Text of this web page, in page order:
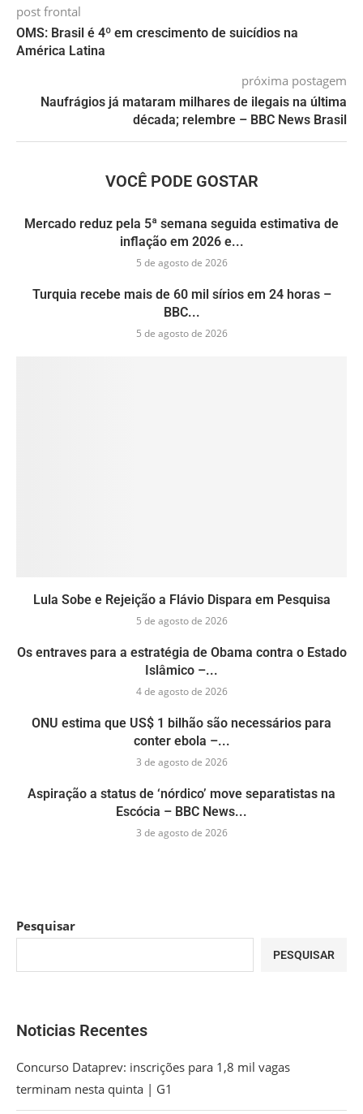
post frontal
OMS: Brasil é 4º em crescimento de suicídios na
América Latina
próxima postagem
Naufrágios já mataram milhares de ilegais na última
década; relembre – BBC News Brasil
VOCÊ PODE GOSTAR
Mercado reduz pela 5ª semana seguida estimativa de
inflação em 2026 e...
5 de agosto de 2026
Turquia recebe mais de 60 mil sírios em 24 horas –
BBC...
5 de agosto de 2026
Lula Sobe e Rejeição a Flávio Dispara em Pesquisa
5 de agosto de 2026
Os entraves para a estratégia de Obama contra o Estado
Islâmico –...
4 de agosto de 2026
ONU estima que US$ 1 bilhão são necessários para
conter ebola –...
3 de agosto de 2026
Aspiração a status de ‘nórdico’ move separatistas na
Escócia – BBC News...
3 de agosto de 2026
Pesquisar
PESQUISAR
Noticias Recentes
Concurso Dataprev: inscrições para 1,8 mil vagas
terminam nesta quinta | G1